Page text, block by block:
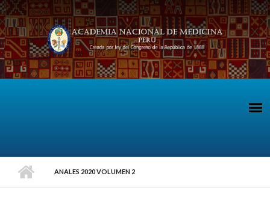
Pasar al contenido principal
ANALES 2020 VOLUMEN 2